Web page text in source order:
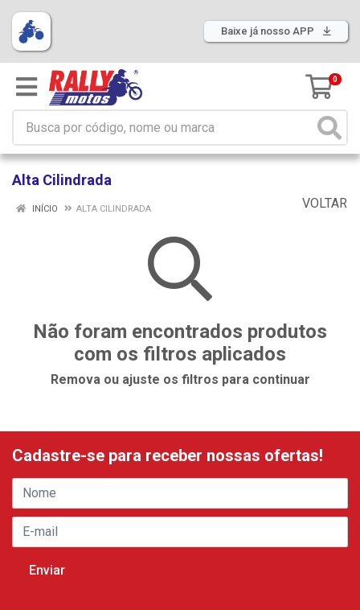
Baixe já nosso APP
0
Alta Cilindrada
VOLTAR
INÍCIO ALTA CILINDRADA
Não foram encontrados produtos
com os filtros aplicados
Remova ou ajuste os filtros para continuar
Cadastre-se para receber nossas ofertas!